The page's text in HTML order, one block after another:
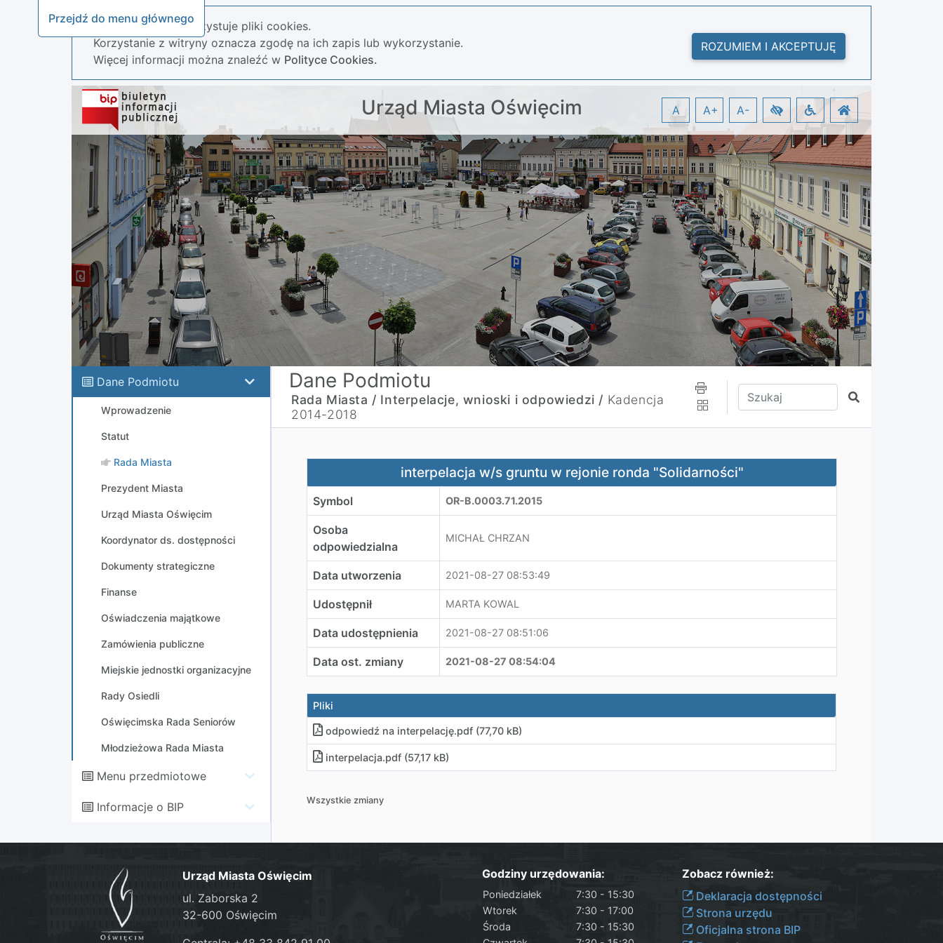
Przejdź do menu głównego
Nasza strona wykorzystuje pliki cookies.
Korzystanie z witryny oznacza zgodę na ich zapis lub wykorzystanie.
Więcej informacji można znaleźć w Polityce Cookies.
ROZUMIEM I AKCEPTUJĘ
Urząd Miasta Oświęcim A A+ A-
Dane Podmiotu
Wprowadzenie
Statut
Rada Miasta
Prezydent Miasta
Urząd Miasta Oświęcim
Koordynator ds. dostępności
Dokumenty strategiczne
Finanse
Oświadczenia majątkowe
Zamówienia publiczne
Miejskie jednostki organizacyjne
Rady Osiedli
Oświęcimska Rada Seniorów
Młodzieżowa Rada Miasta
Menu przedmiotowe
Informacje o BIP
Dane Podmiotu
Rada Miasta / Interpelacje, wnioski i odpowiedzi / Kadencja
2014-2018
Wpisz tekst do wyszukania
Szukaj
interpelacja w/s gruntu w rejonie ronda "Solidarności"
interpelacja w/s gruntu w rejonie ronda "Solidarności"
Symbol OR-B.0003.71.2015
Osoba
odpowiedzialna
MICHAŁ CHRZAN
Data utworzenia 2021-08-27 08:53:49
Udostępnił MARTA KOWAL
Data udostępnienia 2021-08-27 08:51:06
Data ost. zmiany 2021-08-27 08:54:04
Pliki
odpowiedź na interpelację.pdf (77,70 kB)
interpelacja.pdf (57,17 kB)
Wszystkie zmiany
Urząd Miasta Oświęcim
ul. Zaborska 2
32-600 Oświęcim
Godziny urzędowania:
Poniedziałek
7:30 - 15:30
Wtorek
7:30 - 17:00
Środa
7:30 - 15:30
Zobacz również:
Deklaracja dostępności
Strona urzędu
Oficjalna strona BIP